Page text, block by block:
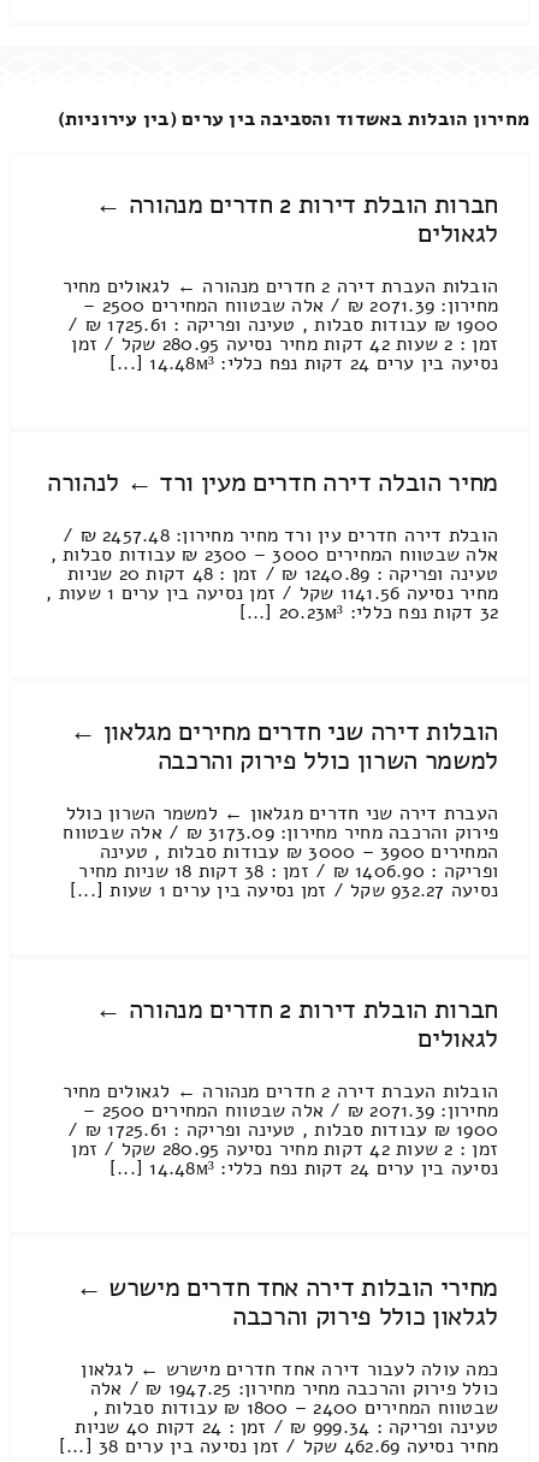
מחירון הובלות באשדוד והסביבה בין ערים (בין עירוניות)
חברות הובלת דירות 2 חדרים מנהורה ←
לגאולים
הובלות העברת דירה 2 חדרים מנהורה ← לגאולים מחיר
מחירון: 2071.39 ₪ / אלה שבטווח המחירים 2500 –
1900 ₪ עבודות סבלות , טעינה ופריקה : 1725.61 ₪ /
זמן : 2 שעות 42 דקות מחיר נסיעה 280.95 שקל / זמן
נסיעה בין ערים 24 דקות נפח כללי: 14.48м³ [...]
מחיר הובלה דירה חדרים מעין ורד ← לנהורה
הובלת דירה חדרים עין ורד מחיר מחירון: 2457.48 ₪ /
אלה שבטווח המחירים 3000 – 2300 ₪ עבודות סבלות ,
טעינה ופריקה : 1240.89 ₪ / זמן : 48 דקות 20 שניות
מחיר נסיעה 1141.56 שקל / זמן נסיעה בין ערים 1 שעות ,
32 דקות נפח כללי: 20.23м³ [...]
הובלות דירה שני חדרים מחירים מגלאון ←
למשמר השרון כולל פירוק והרכבה
העברת דירה שני חדרים מגלאון ← למשמר השרון כולל
פירוק והרכבה מחיר מחירון: 3173.09 ₪ / אלה שבטווח
המחירים 3900 – 3000 ₪ עבודות סבלות , טעינה
ופריקה : 1406.90 ₪ / זמן : 38 דקות 18 שניות מחיר
נסיעה 932.27 שקל / זמן נסיעה בין ערים 1 שעות [...]
חברות הובלת דירות 2 חדרים מנהורה ←
לגאולים
הובלות העברת דירה 2 חדרים מנהורה ← לגאולים מחיר
מחירון: 2071.39 ₪ / אלה שבטווח המחירים 2500 –
1900 ₪ עבודות סבלות , טעינה ופריקה : 1725.61 ₪ /
זמן : 2 שעות 42 דקות מחיר נסיעה 280.95 שקל / זמן
נסיעה בין ערים 24 דקות נפח כללי: 14.48м³ [...]
מחירי הובלות דירה אחד חדרים מישרש ←
לגלאון כולל פירוק והרכבה
כמה עולה לעבור דירה אחד חדרים מישרש ← לגלאון
כולל פירוק והרכבה מחיר מחירון: 1947.25 ₪ / אלה
שבטווח המחירים 2400 – 1800 ₪ עבודות סבלות ,
טעינה ופריקה : 999.34 ₪ / זמן : 24 דקות 40 שניות
מחיר נסיעה 462.69 שקל / זמן נסיעה בין ערים 38 [...]